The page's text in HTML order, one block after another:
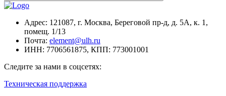
Адрес: 121087, г. Москва, Береговой пр-д, д. 5А, к. 1,
помещ. 1/13
Почта: element@ulh.ru
ИНН: 7706561875, КПП: 773001001
Следите за нами в соцсетях:
Техническая поддержка